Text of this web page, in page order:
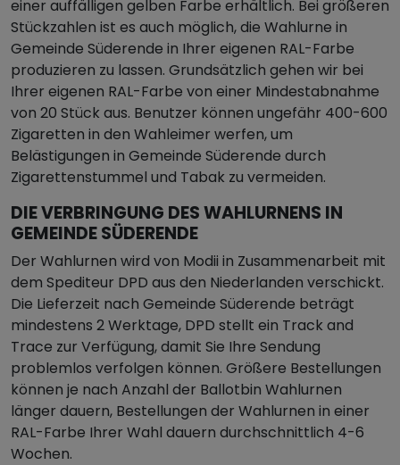
einer auffälligen gelben Farbe erhältlich. Bei größeren
Stückzahlen ist es auch möglich, die Wahlurne in
Gemeinde Süderende in Ihrer eigenen RAL-Farbe
produzieren zu lassen. Grundsätzlich gehen wir bei
Ihrer eigenen RAL-Farbe von einer Mindestabnahme
von 20 Stück aus. Benutzer können ungefähr 400-600
Zigaretten in den Wahleimer werfen, um
Belästigungen in Gemeinde Süderende durch
Zigarettenstummel und Tabak zu vermeiden.
DIE VERBRINGUNG DES WAHLURNENS IN
GEMEINDE SÜDERENDE
Der Wahlurnen wird von Modii in Zusammenarbeit mit
dem Spediteur DPD aus den Niederlanden verschickt.
Die Lieferzeit nach Gemeinde Süderende beträgt
mindestens 2 Werktage, DPD stellt ein Track and
Trace zur Verfügung, damit Sie Ihre Sendung
problemlos verfolgen können. Größere Bestellungen
können je nach Anzahl der Ballotbin Wahlurnen
länger dauern, Bestellungen der Wahlurnen in einer
RAL-Farbe Ihrer Wahl dauern durchschnittlich 4-6
Wochen.